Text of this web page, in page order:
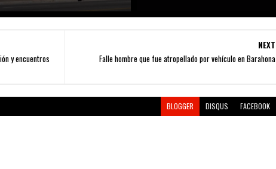
NEXT
Falle hombre que fue atropellado por vehículo en Barahona
y encuentros
BLOGGER DISQUS FACEBOOK